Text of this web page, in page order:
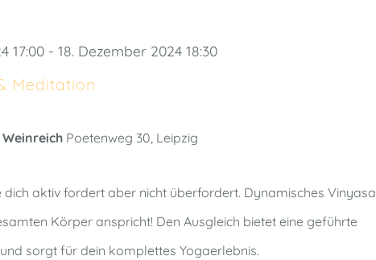
Meditation
17:00 -18. Dezember 2024 18:30
Poetenweg 30, Leipzig
dich aktiv fordert aber nicht überfordert. Dynamisches Vinyasa
Körper anspricht! Den Ausgleich bietet eine geführte
sorgt für dein komplettes Yogaerlebnis.